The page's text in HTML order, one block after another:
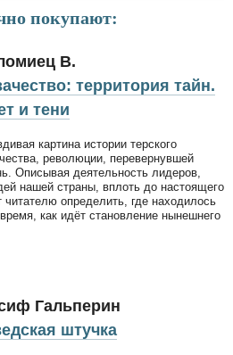
покупают:
В.
территория тайн.
и тени
картина истории терского
революции, перевернувшей
Описывая деятельность лидеров,
нашей страны, вплоть до настоящего
читателю определить, где находилось
как идёт становление нынешнего
Гальперин
штучка